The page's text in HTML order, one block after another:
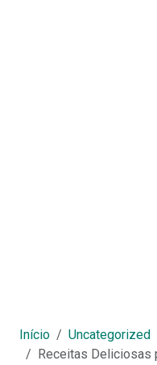
Início
Uncategorized
Receitas Deliciosas